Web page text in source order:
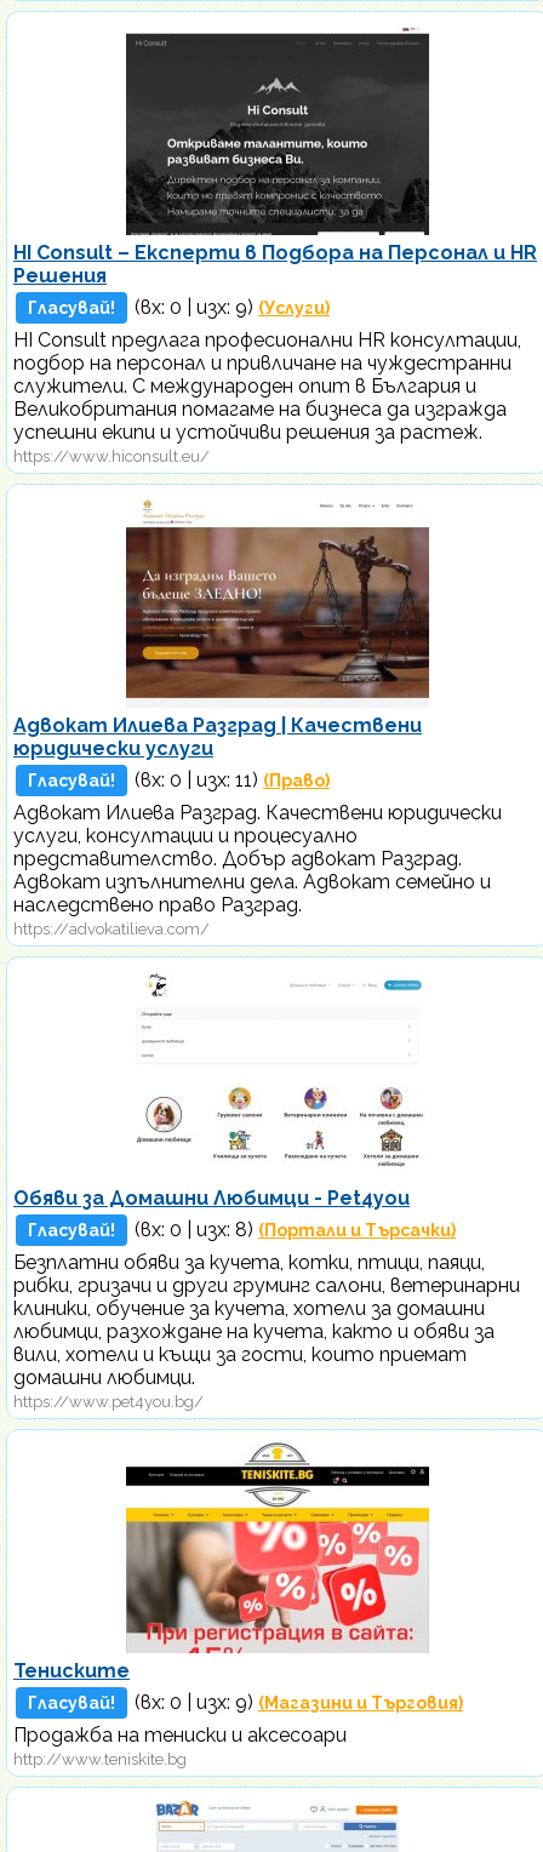
HI Consult – Експерти в Подбора на Персонал и HR
Решения
Гласувай! (вх: 0 | изх: 9) (Услуги)
HI Consult предлага професионални HR консултации,
подбор на персонал и привличане на чуждестранни
служители. С международен опит в България и
Великобритания помагаме на бизнеса да изгражда
успешни екипи и устойчиви решения за растеж.
https://www.hiconsult.eu/
Адвокат Илиева Разград | Качествени
юридически услуги
Гласувай! (вх: 0 | изх: 11) (Право)
Адвокат Илиева Разград. Качествени юридически
услуги, консултации и процесуално
представителство. Добър адвокат Разград.
Адвокат изпълнителни дела. Адвокат семейно и
наследствено право Разград.
https://advokatilieva.com/
Обяви за Домашни Любимци - Pet4you
Гласувай! (вх: 0 | изх: 8) (Портали и Търсачки)
Безплатни обяви за кучета, котки, птици, паяци,
рибки, гризачи и други груминг салони, ветеринарни
клиники, обучение за кучета, хотели за домашни
любимци, разхождане на кучета, както и обяви за
вили, хотели и къщи за гости, които приемат
домашни любимци.
https://www.pet4you.bg/
Тениските
Гласувай! (вх: 0 | изх: 9) (Магазини и Търговия)
Продажба на тениски и аксесоари
http://www.teniskite.bg